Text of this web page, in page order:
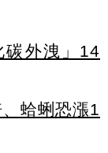
外洩」14
蛤蜊恐漲1